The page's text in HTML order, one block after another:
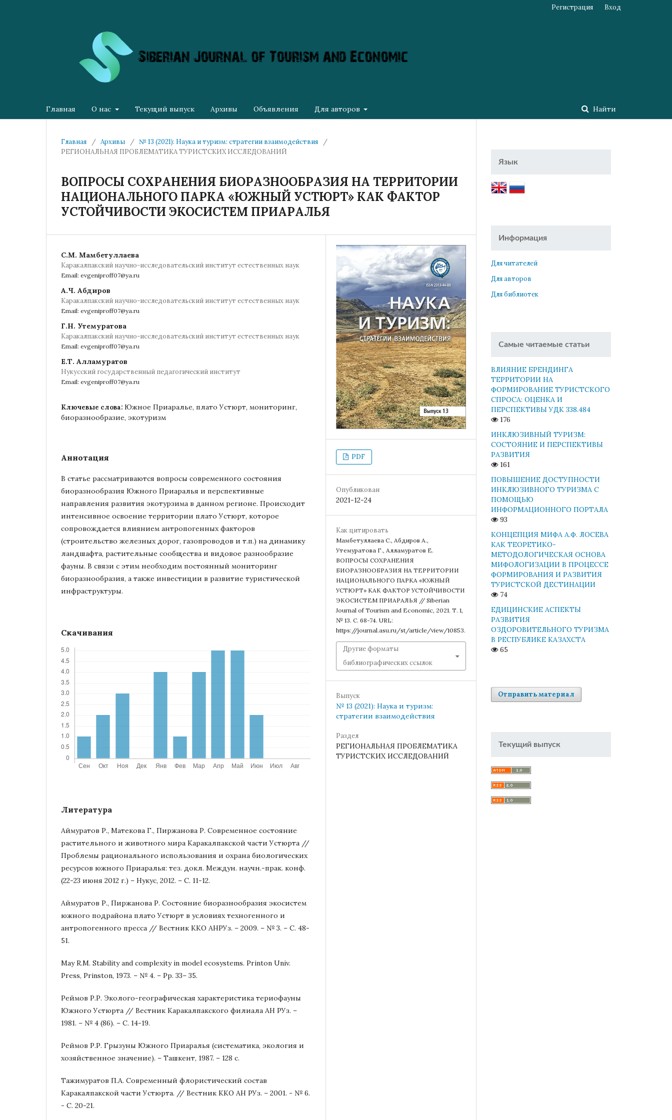
Главная О нас Текущий выпуск Архивы Объявления Для авторов Найти
Регистрация Вход
Главная / Архивы / № 13 (2021): Наука и туризм: стратегии взаимодействия
/
РЕГИОНАЛЬНАЯ ПРОБЛЕМАТИКА ТУРИСТСКИХ ИССЛЕДОВАНИЙ
ВОПРОСЫ СОХРАНЕНИЯ БИОРАЗНООБРАЗИЯ НА ТЕРРИТОРИИ
НАЦИОНАЛЬНОГО ПАРКА «ЮЖНЫЙ УСТЮРТ» КАК ФАКТОР
УСТОЙЧИВОСТИ ЭКОСИСТЕМ ПРИАРАЛЬЯ
С.М. Мамбетуллаева
Каракалпакский научно-исследовательский институт естественных наук
Email: evgeniproff07@ya.ru
А.Ч. Абдиров
Каракалпакский научно-исследовательский институт естественных наук
Email: evgeniproff07@ya.ru
Г.Н. Утемуратова
Каракалпакский научно-исследовательский институт естественных наук
Email: evgeniproff07@ya.ru
Е.Т. Алламуратов
Нукусский государственный педагогический институт
Email: evgeniproff07@ya.ru
Ключевые слова: Южное Приаралье, плато Устюрт, мониторинг,
биоразнообразие, экотуризм
Аннотация
В статье рассматриваются вопросы современного состояния
биоразнообразия Южного Приаралья и перспективные
направления развития экотурзима в данном регионе. Происходит
интенсивное освоение территории плато Устюрт, которое
сопровождается влиянием антропогенных факторов
(строительство железных дорог, газопроводов и т.п.) на динамику
ландшафта, растительные сообщества и видовое разнообразие
фауны. В связи с этим необходим постоянный мониторинг
биоразнообразия, а также инвестиции в развитие туристической
инфраструктуры.
Скачивания
Литература
Аймуратов Р., Матекова Г., Пиржанова Р. Современное состояние
растительного и животного мира Каракалпакской части Устюрта //
Проблемы рационального использования и охрана биологических
ресурсов южного Приаралья: тез. докл. Междун. научн.-прак. конф.
(22-23 июня 2012 г.) – Нукус, 2012. – С. 11-12.
Аймуратов Р., Пиржанова Р. Состояние биоразнообразия экосистем
южного подрайона плато Устюрт в условиях техногенного и
антропогенного пресса // Вестник ККО АНРУз. – 2009. – № 3. – С. 48-
51.
May R.M. Stability and complexity in model ecosystems. Printon Univ.
Press, Prinston, 1973. – № 4. – Pр. 33– 35.
Реймов Р.Р. Эколого-географическая характеристика териофауны
Южного Устюрта // Вестник Каракалпакского филиала АН РУз. –
1981. – № 4 (86). – С. 14-19.
Реймов Р.Р. Грызуны Южного Приаралья (систематика, экология и
хозяйственное значение). – Ташкент, 1987. – 128 с.
Тажимуратов П.А. Современный флористический состав
Каракалпакской части Устюрта. // Вестник ККО АН РУз. – 2001. - № 6.
- С. 20-21.
PDF
Опубликован
2021-12-24
Как цитировать
Мамбетуллаева С., Абдиров А.,
Утемуратова Г., Алламуратов Е.
ВОПРОСЫ СОХРАНЕНИЯ
БИОРАЗНООБРАЗИЯ НА ТЕРРИТОРИИ
НАЦИОНАЛЬНОГО ПАРКА «ЮЖНЫЙ
УСТЮРТ» КАК ФАКТОР УСТОЙЧИВОСТИ
ЭКОСИСТЕМ ПРИАРАЛЬЯ // Siberian
Journal of Tourism and Economic, 2021. Т. 1,
№ 13. С. 68-74. URL:
https://journal.asu.ru/st/article/view/10853.
Другие форматы
библиографических ссылок
Выпуск
№ 13 (2021): Наука и туризм:
стратегии взаимодействия
Раздел
РЕГИОНАЛЬНАЯ ПРОБЛЕМАТИКА
ТУРИСТСКИХ ИССЛЕДОВАНИЙ
Язык
Информация
Для читателей
Для авторов
Для библиотек
Самые читаемые статьи
ВЛИЯНИЕ БРЕНДИНГА
ТЕРРИТОРИИ НА
ФОРМИРОВАНИЕ ТУРИСТСКОГО
СПРОСА: ОЦЕНКА И
ПЕРСПЕКТИВЫ УДК 338.484
176
ИНКЛЮЗИВНЫЙ ТУРИЗМ:
СОСТОЯНИЕ И ПЕРСПЕКТИВЫ
РАЗВИТИЯ
161
ПОВЫШЕНИЕ ДОСТУПНОСТИ
ИНКЛЮЗИВНОГО ТУРИЗМА С
ПОМОЩЬЮ
ИНФОРМАЦИОННОГО ПОРТАЛА
93
КОНЦЕПЦИЯ МИФА А.Ф. ЛОСЕВА
КАК ТЕОРЕТИКО-
МЕТОДОЛОГИЧЕСКАЯ ОСНОВА
МИФОЛОГИЗАЦИИ В ПРОЦЕССЕ
ФОРМИРОВАНИЯ И РАЗВИТИЯ
ТУРИСТСКОЙ ДЕСТИНАЦИИ
74
ЕДИЦИНСКИЕ АСПЕКТЫ
РАЗВИТИЯ
ОЗДОРОВИТЕЛЬНОГО ТУРИЗМА
В РЕСПУБЛИКЕ КАЗАХСТА
65
Отправить материал
Текущий выпуск